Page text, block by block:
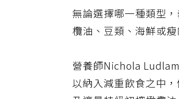
無論選擇哪一種類型
欖油、豆類、海鮮或
營養師Nichola
以納入減重飲食之中